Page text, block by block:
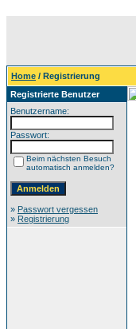
Home / Registrierung
Registrierte Benutzer
Benutzername:
Passwort:
Beim nächsten Besuch
automatisch anmelden?
» Passwort vergessen
» Registrierung